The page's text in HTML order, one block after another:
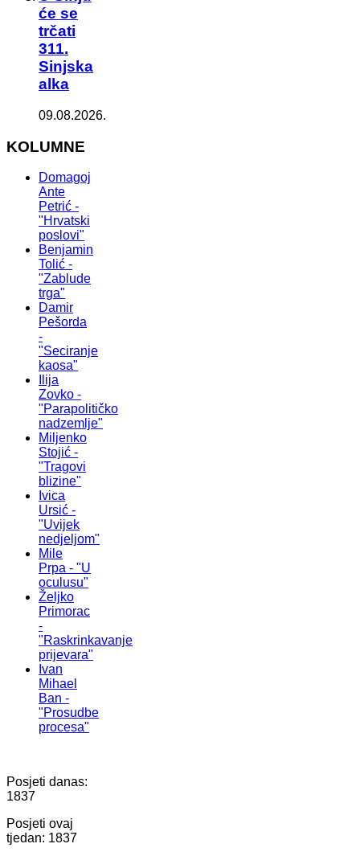
će se
trčati
311.
Sinjska
alka
09.08.2026.
KOLUMNE
Domagoj
Ante
Petrić -
"Hrvatski
poslovi"
Benjamin
Tolić -
"Zablude
trga"
Damir
Pešorda
-
"Seciranje
kaosa"
Ilija
Zovko -
"Parapolitičko
nadzemlje"
Miljenko
Stojić -
"Tragovi
blizine"
Ivica
Ursić -
"Uvijek
nedjeljom"
Mile
Prpa - "U
oculusu"
Željko
Primorac
-
"Raskrinkavanje
prijevara"
Ivan
Mihael
Ban -
"Prosudbe
procesa"
Posjeti danas:
1837
Posjeti ovaj
tjedan: 1837